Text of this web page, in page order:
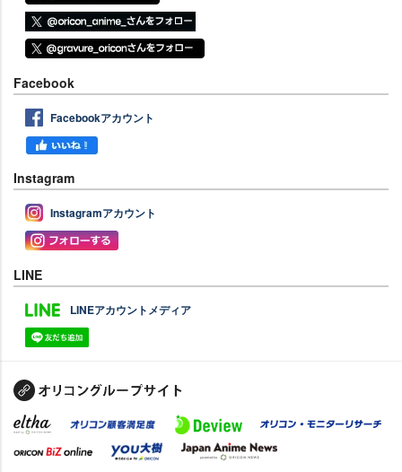
Facebook
Facebookアカウント
Instagram
Instagramアカウント
LINE
LINEアカウントメディア